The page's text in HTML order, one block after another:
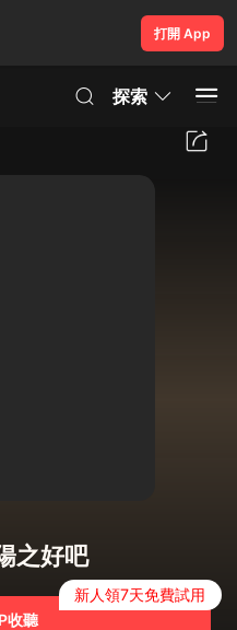
打開 App
探索
之好吧
收聽
新人領7天免費試用